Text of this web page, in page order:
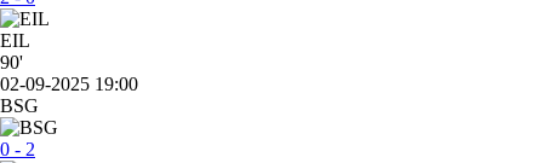
EIL
90'
02-09-2025 19:00
BSG
0 - 2